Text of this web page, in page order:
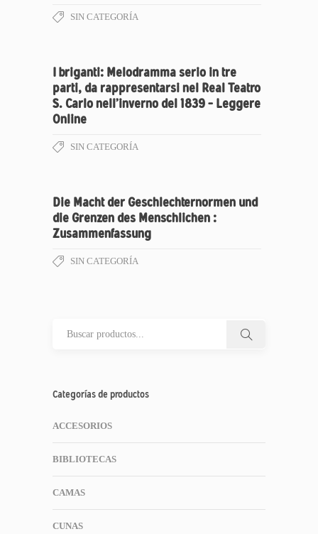
SIN CATEGORÍA
I briganti: Melodramma serio in tre
parti, da rappresentarsi nel Real Teatro
S. Carlo nell’inverno del 1839 – Leggere
Online
SIN CATEGORÍA
Die Macht der Geschlechternormen und
die Grenzen des Menschlichen :
Zusammenfassung
SIN CATEGORÍA
Categorías de productos
ACCESORIOS
BIBLIOTECAS
CAMAS
CUNAS